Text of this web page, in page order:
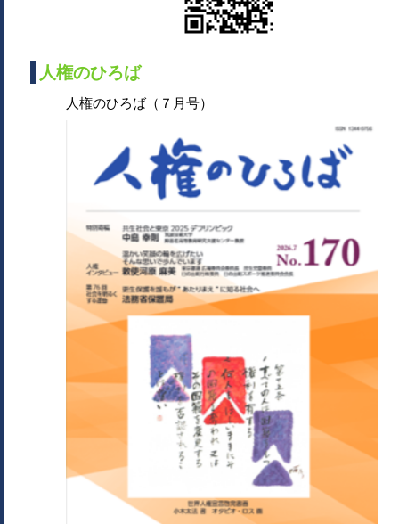
人権のひろば
人権のひろば（７月号）